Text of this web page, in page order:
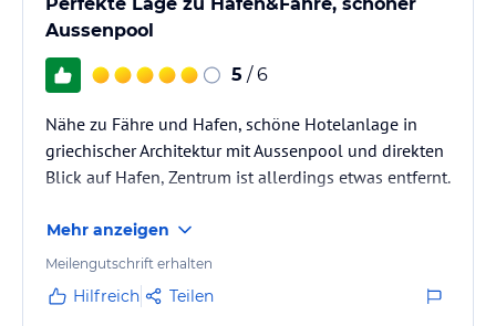
Aussenpool
5 / 6
Nähe zu Fähre und Hafen, schöne Hotelanlage in
griechischer Architektur mit Aussenpool und direkten
Blick auf Hafen, Zentrum ist allerdings etwas entfernt.
Mehr anzeigen
Meilengutschrift erhalten
Hilfreich Teilen